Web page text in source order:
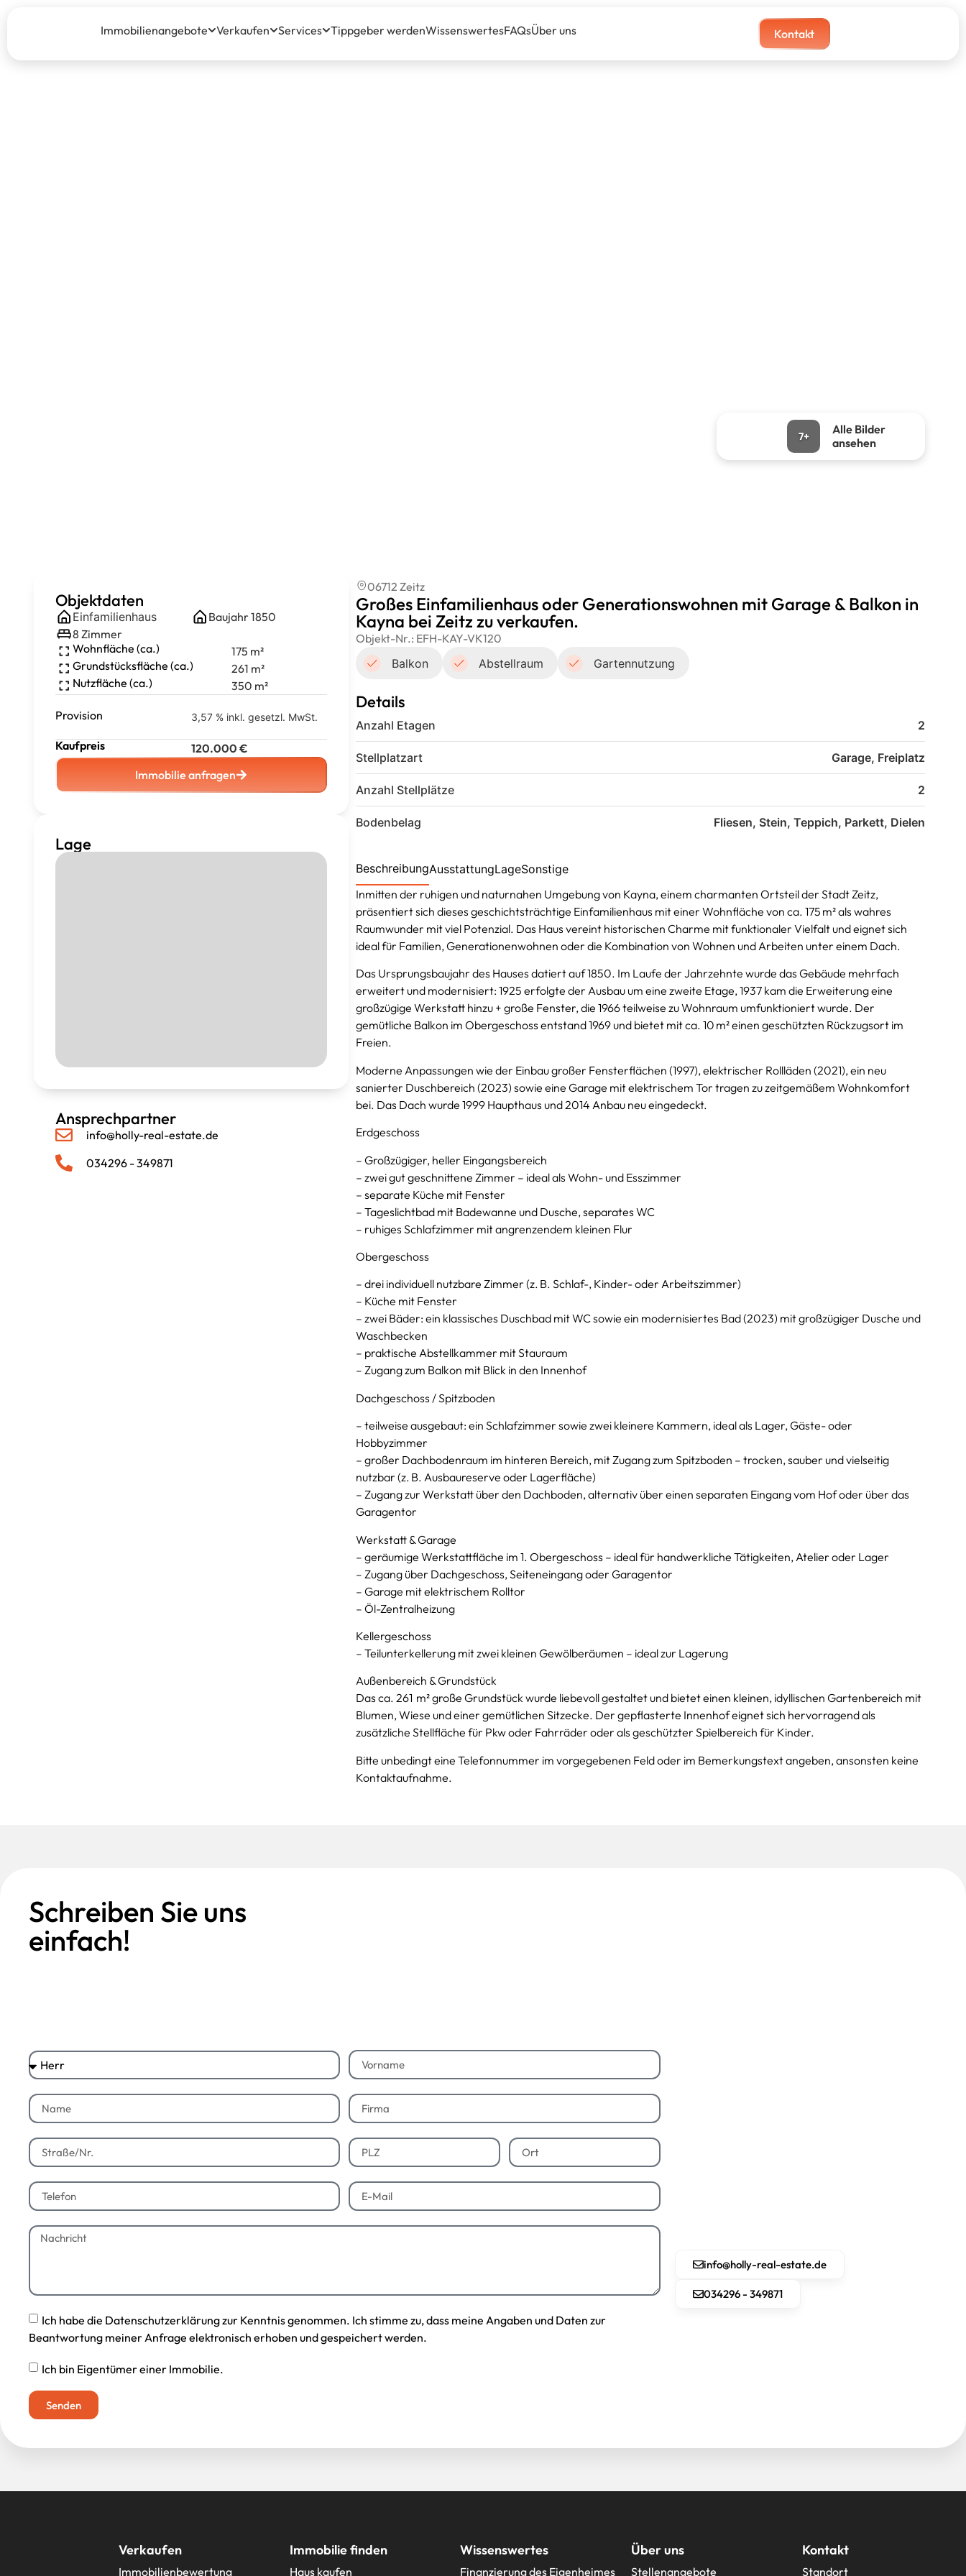
Immobilienangebote Verkaufen Services Tippgeber werdenWissenswertesFAQsÜber uns Kontakt
7+
Alle Bilder
ansehen
Objektdaten
Einfamilienhaus Baujahr1850
8 Zimmer
Wohnfläche (ca.)
175 m²
Grundstücksfläche (ca.)
261 m²
Nutzfläche (ca.)
350 m²
Provision 3,57 % inkl. gesetzl. MwSt.
Kaufpreis 120.000 €
Immobilie anfragen
Lage
Ansprechpartner
info@holly-real-estate.de
034296 - 349871
06712 Zeitz
Großes Einfamilienhaus oder Generationswohnen mit Garage & Balkon in
Kayna bei Zeitz zu verkaufen.
Objekt-Nr.: EFH-KAY-VK120
Balkon
Abstellraum Gartennutzung
Details
Anzahl Etagen 2
Stellplatzart Garage, Freiplatz
Anzahl Stellplätze 2
Bodenbelag Fliesen, Stein, Teppich, Parkett, Dielen
BeschreibungAusstattungLageSonstige
Inmitten der ruhigen und naturnahen Umgebung von Kayna, einem charmanten Ortsteil der Stadt Zeitz,
präsentiert sich dieses geschichtsträchtige Einfamilienhaus mit einer Wohnfläche von ca. 175 m² als wahres
Raumwunder mit viel Potenzial. Das Haus vereint historischen Charme mit funktionaler Vielfalt und eignet sich
ideal für Familien, Generationenwohnen oder die Kombination von Wohnen und Arbeiten unter einem Dach.
Das Ursprungsbaujahr des Hauses datiert auf 1850. Im Laufe der Jahrzehnte wurde das Gebäude mehrfach
erweitert und modernisiert: 1925 erfolgte der Ausbau um eine zweite Etage, 1937 kam die Erweiterung eine
großzügige Werkstatt hinzu + große Fenster, die 1966 teilweise zu Wohnraum umfunktioniert wurde. Der
gemütliche Balkon im Obergeschoss entstand 1969 und bietet mit ca. 10 m² einen geschützten Rückzugsort im
Freien.
Moderne Anpassungen wie der Einbau großer Fensterflächen (1997), elektrischer Rollläden (2021), ein neu
sanierter Duschbereich (2023) sowie eine Garage mit elektrischem Tor tragen zu zeitgemäßem Wohnkomfort
bei. Das Dach wurde 1999 Haupthaus und 2014 Anbau neu eingedeckt.
Erdgeschoss
– Großzügiger, heller Eingangsbereich
– zwei gut geschnittene Zimmer – ideal als Wohn- und Esszimmer
– separate Küche mit Fenster
– Tageslichtbad mit Badewanne und Dusche, separates WC
– ruhiges Schlafzimmer mit angrenzendem kleinen Flur
Obergeschoss
– drei individuell nutzbare Zimmer (z. B. Schlaf-, Kinder- oder Arbeitszimmer)
– Küche mit Fenster
– zwei Bäder: ein klassisches Duschbad mit WC sowie ein modernisiertes Bad (2023) mit großzügiger Dusche und
Waschbecken
– praktische Abstellkammer mit Stauraum
– Zugang zum Balkon mit Blick in den Innenhof
Dachgeschoss / Spitzboden
– teilweise ausgebaut: ein Schlafzimmer sowie zwei kleinere Kammern, ideal als Lager, Gäste- oder
Hobbyzimmer
– großer Dachbodenraum im hinteren Bereich, mit Zugang zum Spitzboden – trocken, sauber und vielseitig
nutzbar (z. B. Ausbaureserve oder Lagerfläche)
– Zugang zur Werkstatt über den Dachboden, alternativ über einen separaten Eingang vom Hof oder über das
Garagentor
Werkstatt & Garage
– geräumige Werkstattfläche im 1. Obergeschoss – ideal für handwerkliche Tätigkeiten, Atelier oder Lager
– Zugang über Dachgeschoss, Seiteneingang oder Garagentor
– Garage mit elektrischem Rolltor
– Öl-Zentralheizung
Kellergeschoss
– Teilunterkellerung mit zwei kleinen Gewölberäumen – ideal zur Lagerung
Außenbereich & Grundstück
Das ca. 261 m² große Grundstück wurde liebevoll gestaltet und bietet einen kleinen, idyllischen Gartenbereich mit
Blumen, Wiese und einer gemütlichen Sitzecke. Der gepflasterte Innenhof eignet sich hervorragend als
zusätzliche Stellfläche für Pkw oder Fahrräder oder als geschützter Spielbereich für Kinder.
Bitte unbedingt eine Telefonnummer im vorgegebenen Feld oder im Bemerkungstext angeben, ansonsten keine
Kontaktaufnahme.
Schreiben Sie uns
einfach!
Ich habe die Datenschutzerklärung zur Kenntnis genommen. Ich stimme zu, dass meine Angaben und Daten zur
Beantwortung meiner Anfrage elektronisch erhoben und gespeichert werden.
Ich bin Eigentümer einer Immobilie.
Senden
info@holly-real-estate.de
034296 - 349871
Verkaufen
Immobilienbewertung
Immobilie finden
Haus kaufen
Wissenswertes
Finanzierung des Eigenheimes
Über uns
Stellenangebote
Kontakt
Standort